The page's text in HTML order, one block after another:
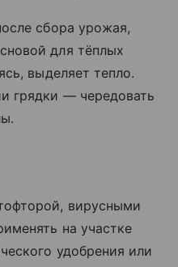
сбора урожая,
для тёплых
выделяет тепло.
грядки — чередовать
вирусными
на участке
удобрения или